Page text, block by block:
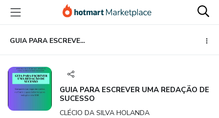
para
conteúdo
principal
para
pagamento
para
rodapé
GUIA PARA ESCREVER UMA REDAÇÃO DE SUCESSO
GUIA PARA ESCREVER UMA REDAÇÃO DE
SUCESSO
CLÉCIO DA SILVA HOLANDA